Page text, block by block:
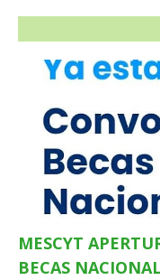
MESCYT
BECAS